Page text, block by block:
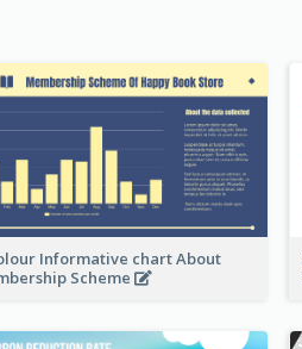
Informative chart About
Scheme